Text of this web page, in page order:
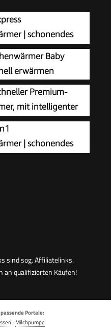
| schonendes
und
Sekunden |
| Korb zum einfachen
Baby
erwärmen
Premium-
mit intelligenter
00
| schonendes
| EU-Stecker
sind sog. Affiliatelinks.
an qualifizierten Käufen!
Portale:
·Milchpumpe